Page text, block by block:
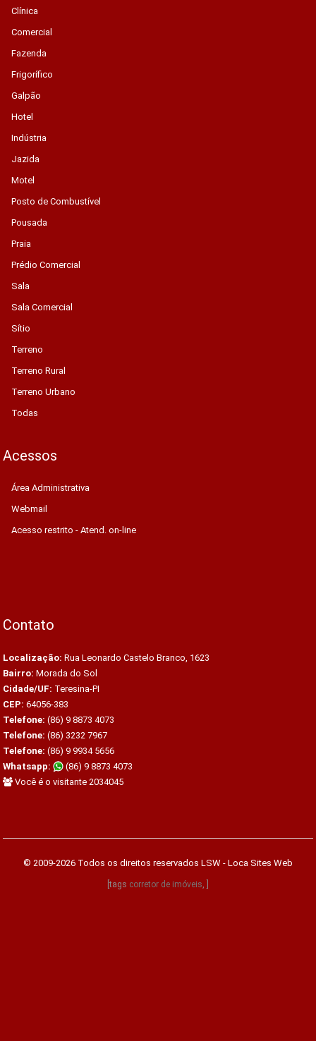
Clínica
Comercial
Fazenda
Frigorífico
Galpão
Hotel
Indústria
Jazida
Motel
Posto de Combustível
Pousada
Praia
Prédio Comercial
Sala
Sala Comercial
Sítio
Terreno
Terreno Rural
Terreno Urbano
Todas
Acessos
Área Administrativa
Webmail
Acesso restrito - Atend. on-line
Contato
Localização: Rua Leonardo Castelo Branco, 1623
Bairro: Morada do Sol
Cidade/UF: Teresina-PI
CEP: 64056-383
Telefone: (86) 9 8873 4073
Telefone: (86) 3232 7967
Telefone: (86) 9 9934 5656
Whatsapp:
(86) 9 8873 4073
Você é o visitante 2034045
© 2009-2026 Todos os direitos reservados LSW - Loca Sites Web
[tags corretor de imóveis